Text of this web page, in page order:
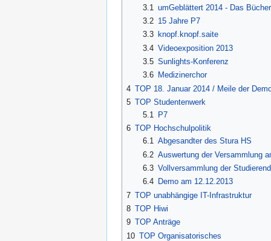
3.1
umGeblättert 2014 - Das
3.2 15 Jahre P7
3.3
knopf.knopf.saite
3.4 Videoexposition 2013
3.5 Sunlights-Konferenz
3.6
Medizinerchor
4 TOP 18. Januar 2014 / Meile der
5 TOP Studentenwerk
5.1
P7
6 TOP Hochschulpolitik
6.1 Abgesandter des Stura HS
6.2 Auswertung der Versammlung
6.3 Vollversammlung der
6.4
Demo am 12.12.2013
7 TOP unabhängige IT-Infrastruktur
8 TOP Hiwi
9 TOP Anträge
10 TOP Organisatorisches